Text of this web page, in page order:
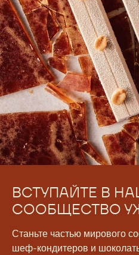
ВСТУПАЙТЕ В
СООБЩЕСТВО
Станьте частью мирового
шеф-кондитеров и